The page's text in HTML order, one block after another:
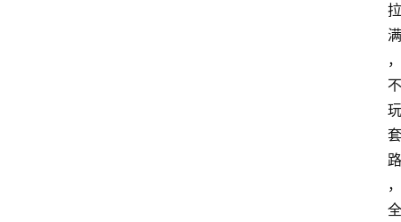
拉
满
，
不
玩
套
路
，
全